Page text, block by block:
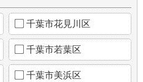
千葉市花見川区
千葉市若葉区
千葉市美浜区